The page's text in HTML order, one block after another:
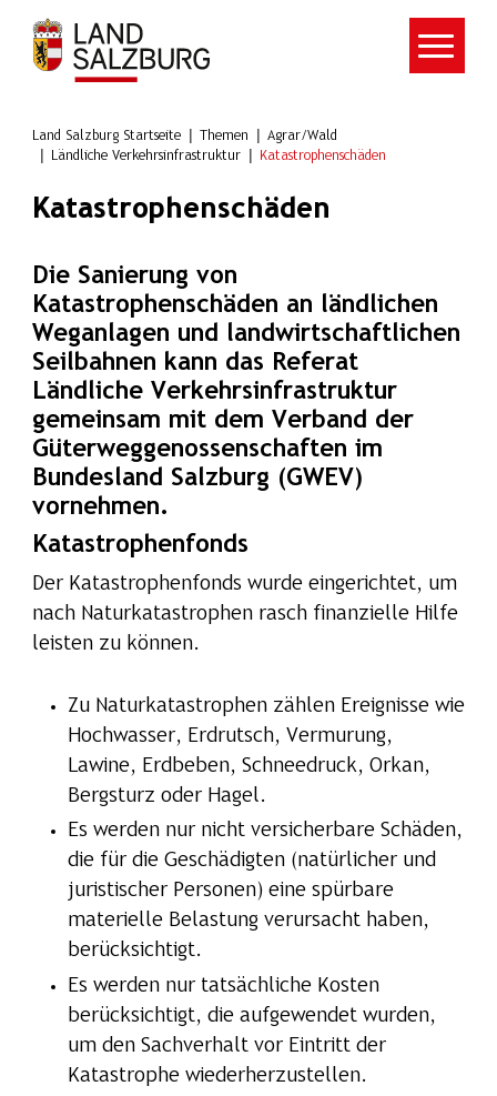
Zum Hauptinhalt springen
Land Salzburg Startseite Themen
Agrar/Wald
Ländliche Verkehrsinfrastruktur
Katastrophenschäden
Katastrophenschäden
Die Sanierung von
Katastrophenschäden an ländlichen
Weganlagen und landwirtschaftlichen
Seilbahnen kann das Referat
Ländliche Verkehrsinfrastruktur
gemeinsam mit dem Verband der
Güterweggenossenschaften im
Bundesland Salzburg (GWEV)
vornehmen.
Katastrophenfonds
Der Katastrophenfonds wurde eingerichtet, um
nach Naturkatastrophen rasch finanzielle Hilfe
leisten zu können.
Zu Naturkatastrophen zählen Ereignisse wie
Hochwasser, Erdrutsch, Vermurung,
Lawine, Erdbeben, Schneedruck, Orkan,
Bergsturz oder Hagel.
Es werden nur nicht versicherbare Schäden,
die für die Geschädigten (natürlicher und
juristischer Personen) eine spürbare
materielle Belastung verursacht haben,
berücksichtigt.
Es werden nur tatsächliche Kosten
berücksichtigt, die aufgewendet wurden,
um den Sachverhalt vor Eintritt der
Katastrophe wiederherzustellen.